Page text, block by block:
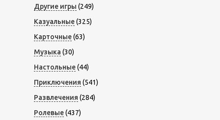
Другие игры (249)
Казуальные(325)
Карточные(63)
Музыка (30)
Настольные(44)
Приключения (541)
Развлечения (284)
Ролевые(437)